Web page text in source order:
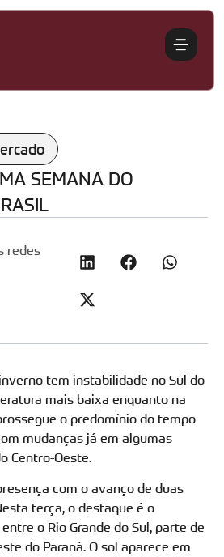
SEMANA DO
redes
tem instabilidade no Sul do
mais baixa enquanto na
o predomínio do tempo
mudanças já em algumas
Centro-Oeste.
com o avanço de duas
terça, o destaque é o
o Rio Grande do Sul, parte de
do Paraná. O sol aparece em